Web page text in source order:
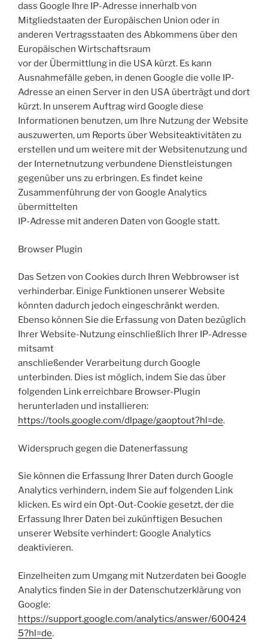
dass Google Ihre IP-Adresse innerhalb von
Mitgliedstaaten der Europäischen Union oder in
anderen Vertragsstaaten des Abkommens über den
Europäischen Wirtschaftsraum
vor der Übermittlung in die USA kürzt. Es kann
Ausnahmefälle geben, in denen Google die volle IP-
Adresse an einen Server in den USA überträgt und dort
kürzt. In unserem Auftrag wird Google diese
Informationen benutzen, um Ihre Nutzung der Website
auszuwerten, um Reports über Websiteaktivitäten zu
erstellen und um weitere mit der Websitenutzung und
der Internetnutzung verbundene Dienstleistungen
gegenüber uns zu erbringen. Es findet keine
Zusammenführung der von Google Analytics
übermittelten
IP-Adresse mit anderen Daten von Google statt.
Browser Plugin
Das Setzen von Cookies durch Ihren Webbrowser ist
verhinderbar. Einige Funktionen unserer Website
könnten dadurch jedoch eingeschränkt werden.
Ebenso können Sie die Erfassung von Daten bezüglich
Ihrer Website-Nutzung einschließlich Ihrer IP-Adresse
mitsamt
anschließender Verarbeitung durch Google
unterbinden. Dies ist möglich, indem Sie das über
folgenden Link erreichbare Browser-Plugin
herunterladen und installieren:
https://tools.google.com/dlpage/gaoptout?hl=de.
Widerspruch gegen die Datenerfassung
Sie können die Erfassung Ihrer Daten durch Google
Analytics verhindern, indem Sie auf folgenden Link
klicken. Es wird ein Opt-Out-Cookie gesetzt, der die
Erfassung Ihrer Daten bei zukünftigen Besuchen
unserer Website verhindert: Google Analytics
deaktivieren.
Einzelheiten zum Umgang mit Nutzerdaten bei Google
Analytics finden Sie in der Datenschutzerklärung von
Google:
https://support.google.com/analytics/answer/600424
5?hl=de.